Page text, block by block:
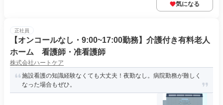
気になる
正社員
【オンコールなし・9:00~17:00勤務】介護付き有料老人
ホーム 看護師・准看護師
株式会社ハートケア
施設看護の知識経験なくても大丈夫！夜勤なし。病院勤務が難しく
なった場合もぜひ。